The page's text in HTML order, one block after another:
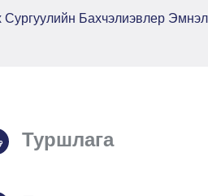
Бахчэлиэвлер
Туршлага